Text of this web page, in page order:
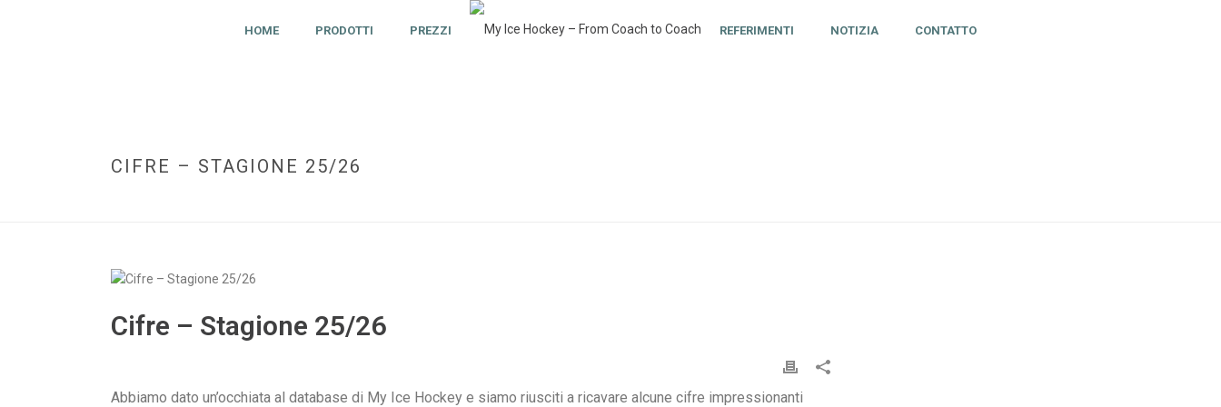
HOME PRODOTTI PREZZI REFERIMENTI NOTIZIA CONTATTO
CIFRE – STAGIONE 25/26
Cifre – Stagione 25/26
Abbiamo dato un’occhiata al database di My Ice Hockey e siamo riusciti a ricavare alcune cifre impressionanti